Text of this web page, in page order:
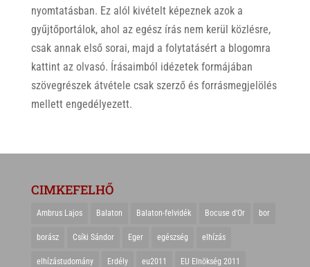
nyomtatásban. Ez alól kivételt képeznek azok a
gyűjtőportálok, ahol az egész írás nem kerül közlésre,
csak annak első sorai, majd a folytatásért a blogomra
kattint az olvasó. Írásaimból idézetek formájában
szövegrészek átvétele csak szerző és forrásmegjelölés
mellett engedélyezett.
CIMKEFELHŐ
Ambrus Lajos Balaton Balaton-felvidék Bocuse d'Or bor
borász Csíki Sándor Eger egészség elhízás
elhízástudomány Erdély eu2011 EU Elnökség 2011